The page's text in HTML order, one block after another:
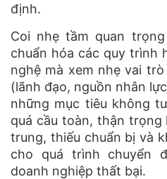
định.
Coi nhẹ tầm quan
chuẩn hóa các quy trình
nghệ mà xem nhẹ vai
(lãnh đạo, nguồn nhân
những mục tiêu không
quá cầu toàn, thận
trung, thiếu chuẩn bị và
cho quá trình chuyển
doanh nghiệp thất bại.